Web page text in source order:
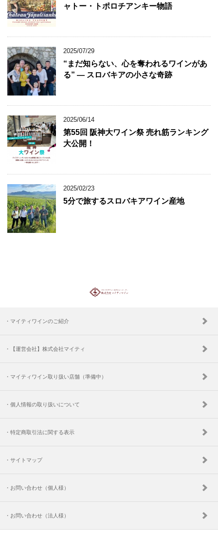
ャトー・トポロチアンキー物語
2025/07/29
“まだ知らない、心を奪われるワインがあ
る” ― スロバキアの小さな奇跡
2025/06/14
第55回 阪神大ワイン祭 売れ筋ランキング
大公開！
2025/02/23
5分で旅するスロバキアワイン産地
・マイティワインのご紹介
・【運営会社】株式会社マイティ
・マイティワイン取り扱い店舗（準備中）
・個人情報の取り扱いについて
・特定商取引法に関する表示
・サイトマップ
・お問い合わせ（個人様）
・お問い合わせ（法人様）